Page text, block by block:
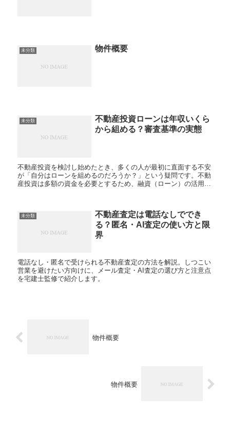
未分類 物件概要
未分類
不動産投資ローンは年収いくら
から組める？審査基準の実態
不動産投資を検討し始めたとき、多くの人が最初に直面する不安
が「自分はローンを組めるのだろうか？」という疑問です。不動
産投資は多額の資金を必要とするため、融資（ローン）の活用は
未分類
不動産査定は電話なしででき
る？匿名・AI査定の使い方と限
界
電話なし・匿名で受けられる不動産査定の方法を解説。しつこい
営業を避けたい方向けに、メール査定・AI査定の選び方と注意点
を宅建士監修で紹介します。
物件概要
物件概要